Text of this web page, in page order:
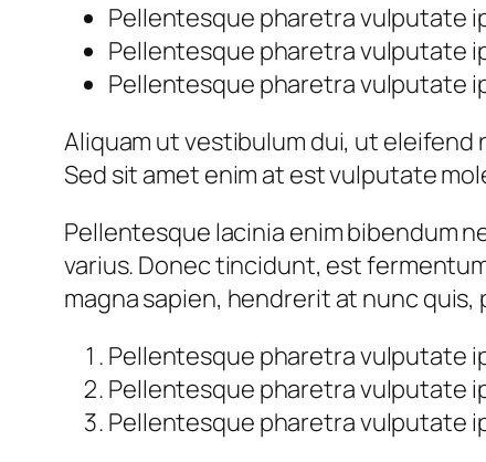
Pellentesque pharetra vulputate
Pellentesque pharetra vulputate
Pellentesque pharetra vulputate
Aliquam ut vestibulum dui, ut eleifend
Sed sit amet enim at est vulputate
Pellentesque lacinia enim bibendum
varius. Donec tincidunt, est
magna sapien, hendrerit at nunc
Pellentesque pharetra vulputate
Pellentesque pharetra vulputate
Pellentesque pharetra vulputate